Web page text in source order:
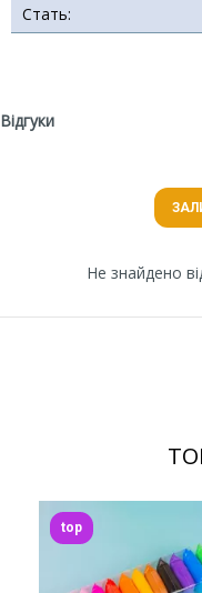
Стать:
Відгуки
Не знайдено
top